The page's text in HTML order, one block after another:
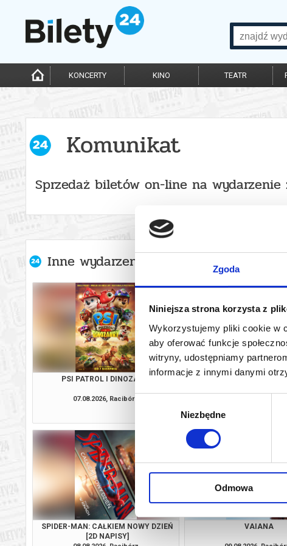
Zgoda
Niniejsza strona korzysta z
Wykorzystujemy pliki cookie w
aby oferować funkcje
witryny, udostępniamy
informacje z innymi danymi
Wybór
Niezbędne
Odmowa
KONCERTY KINO TEATR
Komunikat
Sprzedaż biletów on-line na wydarzenie
Inne wydarzenia organizatora
PSI PATROL I DINOZAURY
07.08.2026, Racibórz
KLASYKA NA FALI: NAGI
SPIDER-MAN: CAŁKIEM NOWY DZIEŃ
[2D NAPISY]
VAIANA